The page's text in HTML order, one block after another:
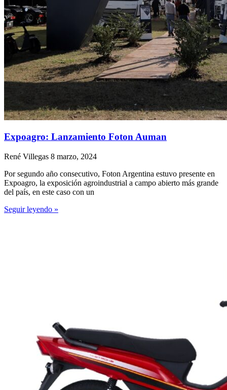
Expoagro: Lanzamiento Foton Auman
René Villegas 8 marzo, 2024
Por segundo año consecutivo, Foton Argentina estuvo presente en
Expoagro, la exposición agroindustrial a campo abierto más grande
del país, en este caso con un
Seguir leyendo »